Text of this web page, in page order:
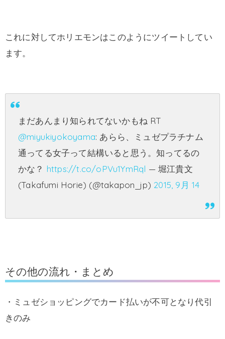
これに対してホリエモンはこのようにツイートしてい
ます。
まだあんまり知られてないかもね RT
@miyukiyokoyama: あらら、ミュゼプラチナム
通ってる女子って結構いると思う。知ってるの
かな？ https://t.co/oPVu1YmRql — 堀江貴文
(Takafumi Horie) (@takapon_jp) 2015, 9月 14
その他の流れ・まとめ
・ミュゼショッピングでカード払いが不可となり代引
きのみ